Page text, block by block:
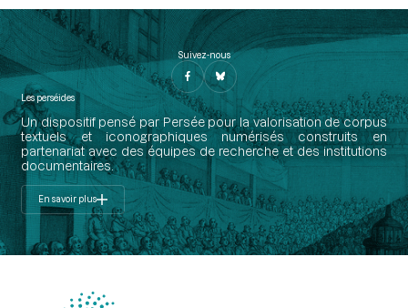
Suivez-nous
Les perséides
Un dispositif pensé par Persée pour la valorisation de corpus
textuels et iconographiques numérisés construits en
partenariat avec des équipes de recherche et des institutions
documentaires.
En savoir plus